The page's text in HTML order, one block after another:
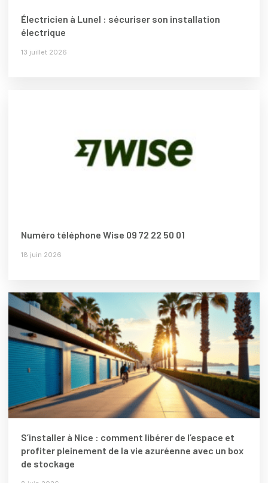
Électricien à Lunel : sécuriser son installation
électrique
13 juillet 2026
Numéro téléphone Wise 09 72 22 50 01
18 juin 2026
S’installer à Nice : comment libérer de l’espace et
profiter pleinement de la vie azuréenne avec un box
de stockage